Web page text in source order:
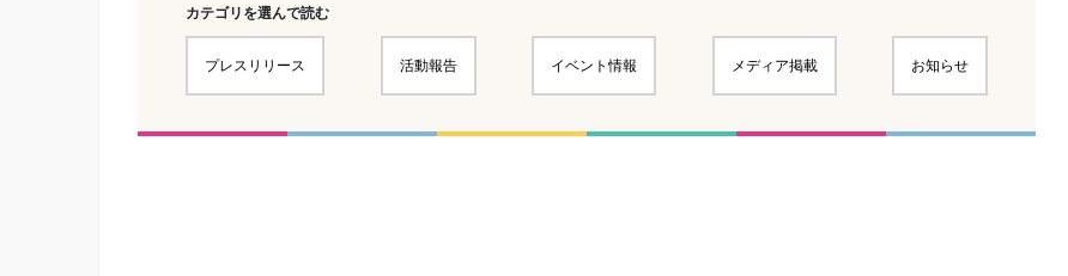
カテゴリを選んで読む
プレスリリース 活動報告 イベント情報 メディア掲載 お知らせ